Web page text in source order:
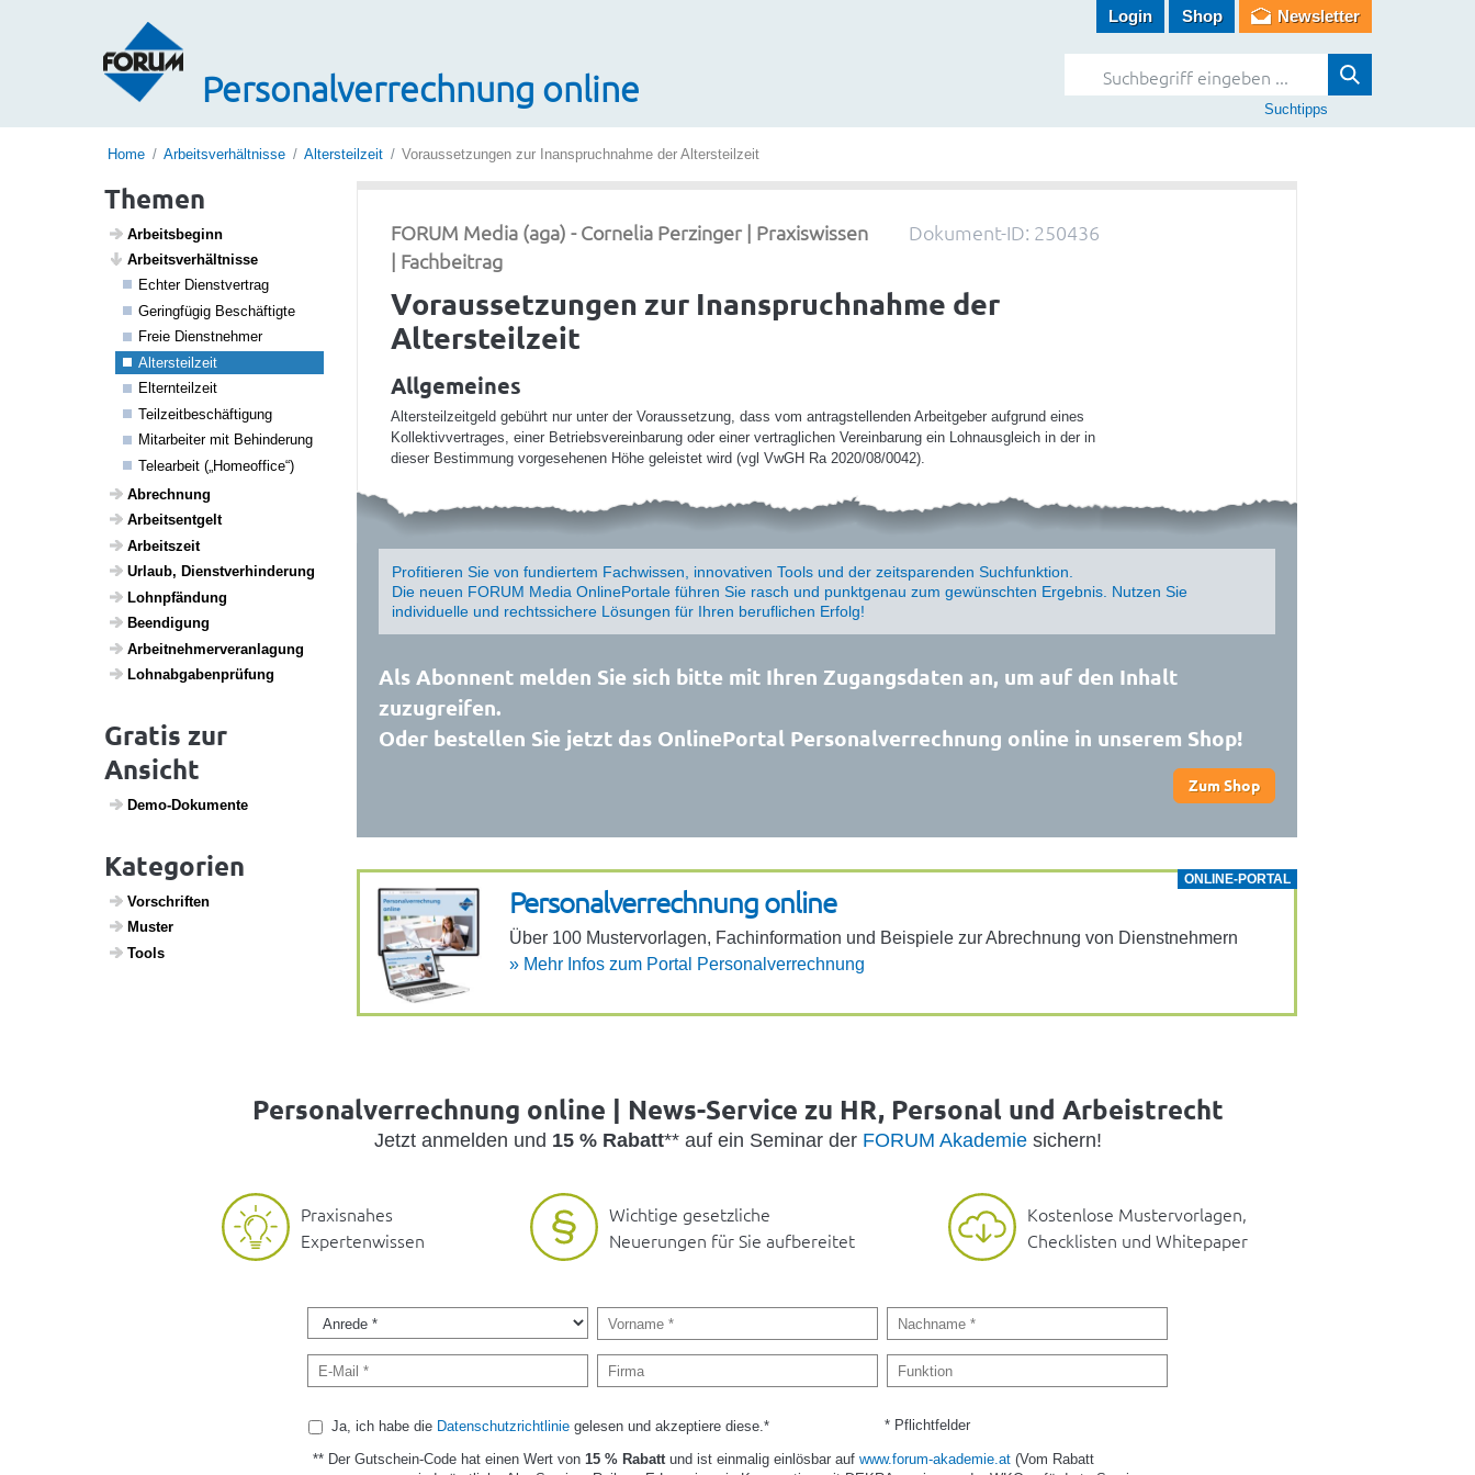
Personalverrechnung online
Login Shop Newsletter
Suchtipps
Home Arbeitsverhältnisse Altersteilzeit Voraussetzungen zur Inanspruchnahme der Altersteilzeit
Themen
Arbeits­be­ginn
Arbeits­ver­hält­nisse
Echter Dienst­ver­trag
Gering­fügig Beschäf­tigte
Freie Dienst­nehmer
Alters­teil­zeit
Eltern­teil­zeit
Teil­zeit­be­schäf­ti­gung
Mita­r­beiter mit Behin­de­rung
Telea­r­beit („Home­of­fice“)
Abrech­nung
Arbeits­ent­gelt
Arbeits­zeit
Urlaub, Dienst­ver­hin­de­rung
Lohn­pfän­dung
Been­di­gung
Arbeit­neh­mer­ver­an­la­gung
Lohn­ab­ga­ben­prü­fung
Gratis zur
Ansicht
Demo-Doku­mente
Kategorien
Vorschriften
Muster
Tools
Dokument-ID: 250436
FORUM Media (aga) - Cornelia Perzinger | Praxiswissen
| Fachbeitrag
Voraussetzungen zur Inanspruchnahme der
Altersteilzeit
Allgemeines
Altersteilzeitgeld gebührt nur unter der Voraussetzung, dass vom antragstellenden Arbeitgeber aufgrund eines
Kollektivvertrages, einer Betriebsvereinbarung oder einer vertraglichen Vereinbarung ein Lohnausgleich in der in
dieser Bestimmung vorgesehenen Höhe geleistet wird (vgl VwGH Ra 2020/08/0042).
Profitieren Sie von fundiertem Fachwissen, innovativen Tools und der zeitsparenden Suchfunktion.
Die neuen FORUM Media OnlinePortale führen Sie rasch und punktgenau zum gewünschten Ergebnis. Nutzen Sie
individuelle und rechtssichere Lösungen für Ihren beruflichen Erfolg!
Als Abonnent melden Sie sich bitte mit Ihren Zugangsdaten an, um auf den Inhalt
zuzugreifen.
Oder bestellen Sie jetzt das OnlinePortal Personalverrechnung online in unserem Shop!
Zum Shop
ONLINE-PORTAL
Perso­na­l­ver­rech­nung online
Über 100 Muster­vor­lagen, Fach­in­for­ma­tion und Beispiele zur Abrech­nung von Dienst­neh­mern
» Mehr Infos zum Portal Perso­na­l­ver­rech­nung
Personalverrechnung online | News-Service zu HR, Personal und Arbeistrecht
Jetzt anmelden und 15 % Rabatt** auf ein Seminar der FORUM Akademiesichern!
Praxisnahes
Expertenwissen
Wichtige gesetzliche
Neuerungen für Sie aufbereitet
Kostenlose Mustervorlagen,
Checklisten und Whitepaper
Ja, ich habe die Datenschutzrichtliniegelesen und akzeptiere diese.* * Pflichtfelder
** Der Gutschein-Code hat einen Wert von 15 % Rabattund ist einmalig einlösbar aufwww.forum-akademie.at (Vom Rabatt